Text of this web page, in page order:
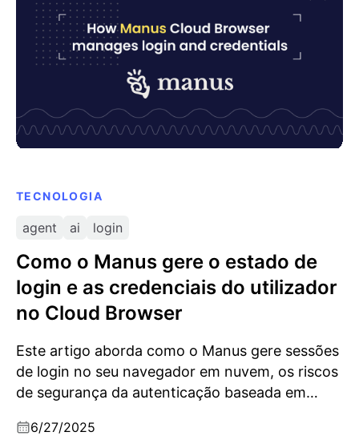
TECNOLOGIA
agent ai login
Como o Manus gere o estado de
login e as credenciais do utilizador
no Cloud Browser
Este artigo aborda como o Manus gere sessões
de login no seu navegador em nuvem, os riscos
de segurança da autenticação baseada em
credenciais.
6/27/2025